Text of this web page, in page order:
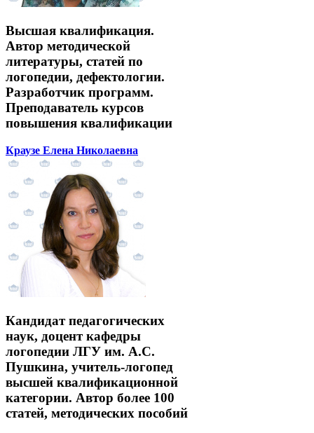
Высшая квалификация.
Автор методической
литературы, статей по
логопедии, дефектологии.
Разработчик программ.
Преподаватель курсов
повышения квалификации
Краузе Елена Николаевна
Кандидат педагогических
наук, доцент кафедры
логопедии ЛГУ им. А.С.
Пушкина, учитель-логопед
высшей квалификационной
категории. Автор более 100
статей, методических пособий